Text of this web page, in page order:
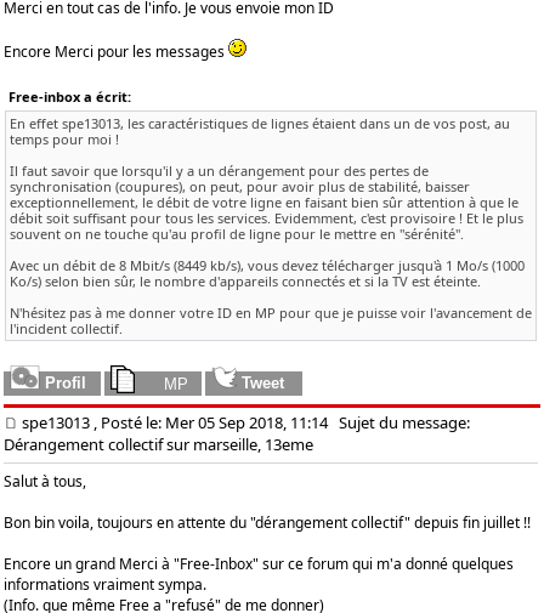
Merci en tout cas de l'info. Je vous envoie mon ID
Encore Merci pour les messages
Free-inbox a écrit:
En effet spe13013, les caractéristiques de lignes étaient dans un de vos post, au
temps pour moi !
Il faut savoir que lorsqu'il y a un dérangement pour des pertes de
synchronisation (coupures), on peut, pour avoir plus de stabilité, baisser
exceptionnellement, le débit de votre ligne en faisant bien sûr attention à que le
débit soit suffisant pour tous les services. Evidemment, c'est provisoire ! Et le plus
souvent on ne touche qu'au profil de ligne pour le mettre en "sérénité".
Avec un débit de 8 Mbit/s (8449 kb/s), vous devez télécharger jusqu'à 1 Mo/s (1000
Ko/s) selon bien sûr, le nombre d'appareils connectés et si la TV est éteinte.
N'hésitez pas à me donner votre ID en MP pour que je puisse voir l'avancement de
l'incident collectif.
spe13013 , Posté le: Mer 05 Sep 2018, 11:14Sujet du message:
Dérangement collectif sur marseille, 13eme
Salut à tous,
Bon bin voila, toujours en attente du "dérangement collectif" depuis fin juillet !!
Encore un grand Merci à "Free-Inbox" sur ce forum qui m'a donné quelques
informations vraiment sympa.
(Info. que même Free a "refusé" de me donner)